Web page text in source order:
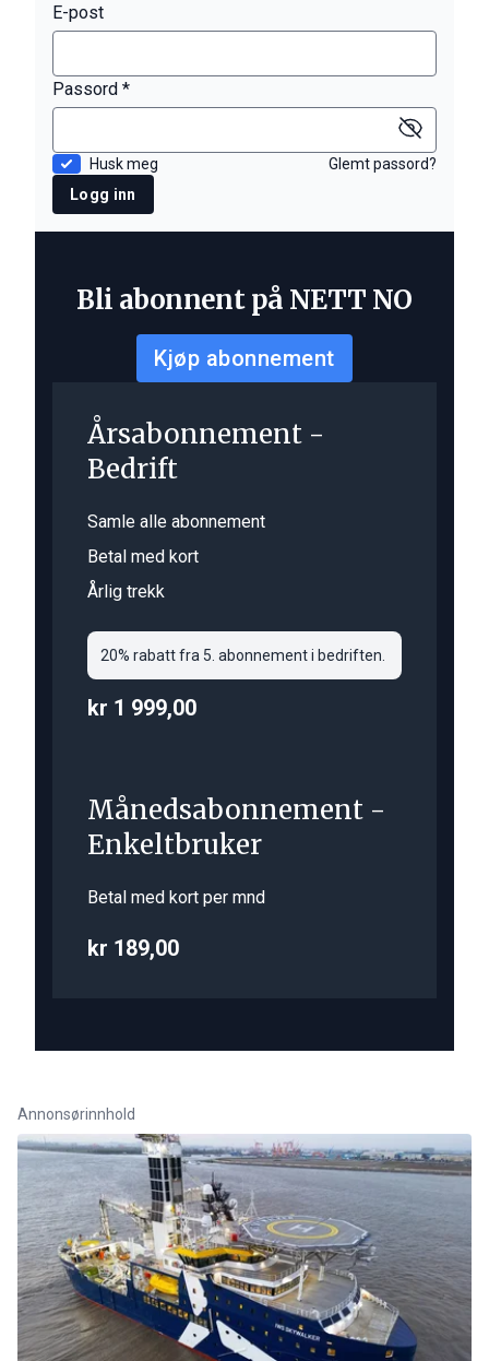
E-post
Passord *
Husk meg
Glemt passord?
Logg inn
Bli abonnent på NETT NO
Kjøp abonnement
Årsabonnement -
Bedrift
Samle alle abonnement
Betal med kort
Årlig trekk
20% rabatt fra 5. abonnement i bedriften.
kr 1 999,00
Månedsabonnement -
Enkeltbruker
Betal med kort per mnd
kr 189,00
Annonsørinnhold